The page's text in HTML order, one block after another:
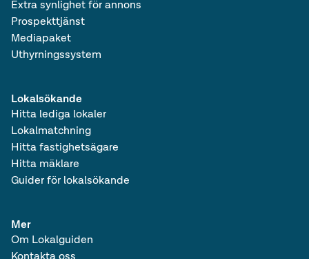
Lokalsökande
Hitta lediga lokaler
Lokalmatchning
Hitta fastighetsägare
Hitta mäklare
Guider för lokalsökande
Extra synlighet för annons
Prospekttjänst
Mediapaket
Uthyrningssystem
Mer
Om Lokalguiden
Kontakta oss